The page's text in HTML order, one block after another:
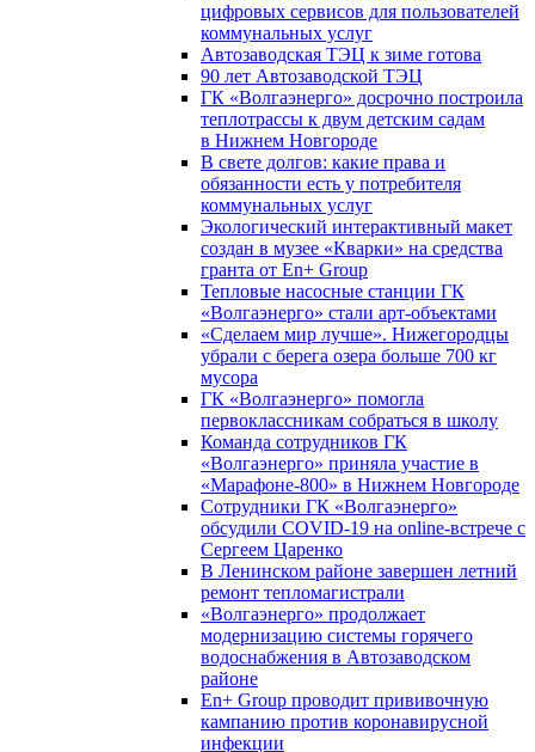
цифровых сервисов для пользователей
коммунальных услуг
Автозаводская ТЭЦ к зиме готова
90 лет Автозаводской ТЭЦ
ГК «Волгаэнерго» досрочно построила
теплотрассы к двум детским садам
в Нижнем Новгороде
В свете долгов: какие права и
обязанности есть у потребителя
коммунальных услуг
Экологический интерактивный макет
создан в музее «Кварки» на средства
гранта от En+ Group
Тепловые насосные станции ГК
«Волгаэнерго» стали арт-объектами
«Сделаем мир лучше». Нижегородцы
убрали с берега озера больше 700 кг
мусора
ГК «Волгаэнерго» помогла
первоклассникам собраться в школу
Команда сотрудников ГК
«Волгаэнерго» приняла участие в
«Марафоне-800» в Нижнем Новгороде
Сотрудники ГК «Волгаэнерго»
обсудили COVID-19 на online-встрече с
Сергеем Царенко
В Ленинском районе завершен летний
ремонт тепломагистрали
«Волгаэнерго» продолжает
модернизацию системы горячего
водоснабжения в Автозаводском
районе
En+ Group проводит прививочную
кампанию против коронавирусной
инфекции